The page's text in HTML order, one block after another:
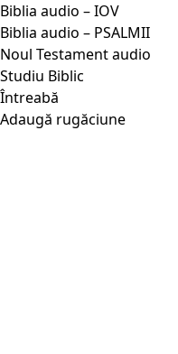
Biblia audio – IOV
Biblia audio – PSALMII
Noul Testament audio
Studiu Biblic
Întreabă
Adaugă rugăciune